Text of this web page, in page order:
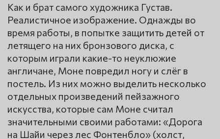
Как и брат самого художника Густав.
Реалистичное изображение. Однажды во
время работы, в попытке защитить детей от
летящего на них бронзового диска, с
которым играли какие-то неуклюжие
англичане, Моне повредил ногу и слёг в
постель. Из них можно выделить несколько
отдельных произведений пейзажного
искусства, которые сам Моне считал
значительными своими работами: «Дорога
на Шайи через лес Фонтенбло» (холст,